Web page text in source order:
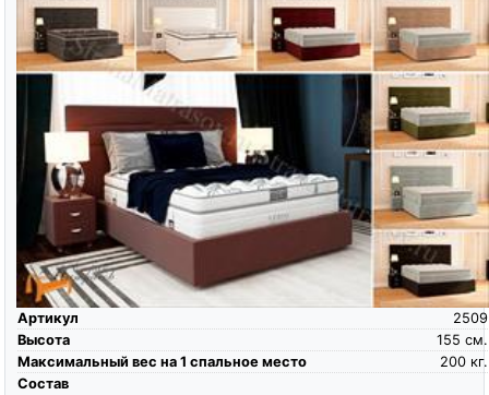
Артикул
2509
Высота
см.
155
Максимальный вес на 1 спальное место
кг.
200
Состав